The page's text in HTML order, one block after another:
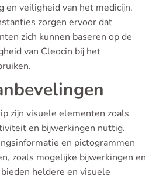
en veiligheid van het medicijn.
zorgen ervoor dat
zich kunnen baseren op de
van Cleocin bij het
zijn visuele elementen zoals
en bijwerkingen nuttig.
en pictogrammen
zoals mogelijke bijwerkingen en
heldere en visuele